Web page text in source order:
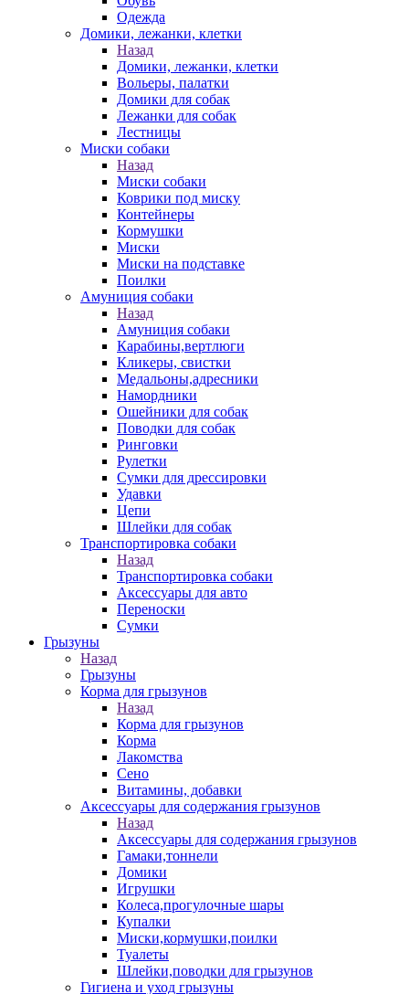
Одежда
Домики, лежанки, клетки
Назад
Домики, лежанки, клетки
Вольеры, палатки
Домики для собак
Лежанки для собак
Лестницы
Миски собаки
Назад
Миски собаки
Коврики под миску
Контейнеры
Кормушки
Миски
Миски на подставке
Поилки
Амуниция собаки
Назад
Амуниция собаки
Карабины,вертлюги
Кликеры, свистки
Медальоны,адресники
Намордники
Ошейники для собак
Поводки для собак
Ринговки
Рулетки
Сумки для дрессировки
Удавки
Цепи
Шлейки для собак
Транспортировка собаки
Назад
Транспортировка собаки
Аксессуары для авто
Переноски
Сумки
Грызуны
Назад
Грызуны
Корма для грызунов
Назад
Корма для грызунов
Корма
Лакомства
Сено
Витамины, добавки
Аксессуары для содержания грызунов
Назад
Аксессуары для содержания грызунов
Гамаки,тоннели
Домики
Игрушки
Колеса,прогулочные шары
Купалки
Миски,кормушки,поилки
Туалеты
Шлейки,поводки для грызунов
Гигиена и уход грызуны